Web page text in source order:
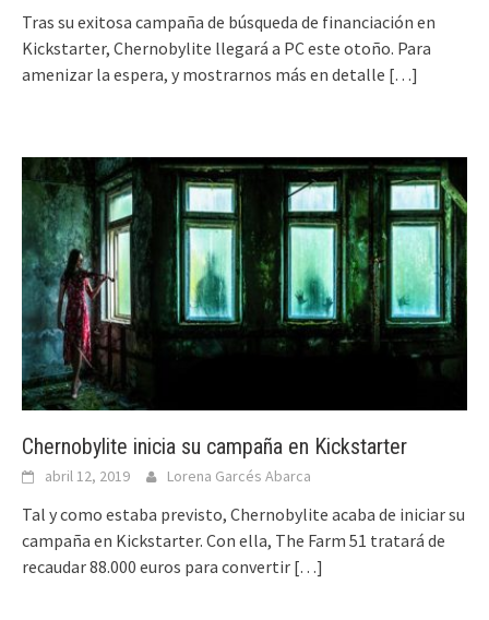
Tras su exitosa campaña de búsqueda de financiación en
Kickstarter, Chernobylite llegará a PC este otoño. Para
amenizar la espera, y mostrarnos más en detalle […]
Chernobylite inicia su campaña en Kickstarter
abril 12, 2019 Lorena Garcés Abarca
Tal y como estaba previsto, Chernobylite acaba de iniciar su
campaña en Kickstarter. Con ella, The Farm 51 tratará de
recaudar 88.000 euros para convertir […]